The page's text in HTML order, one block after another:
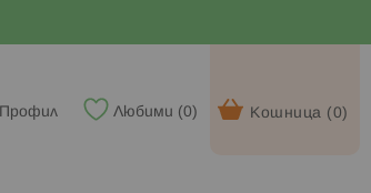
Кошница (0)
Любими (0)
Профил